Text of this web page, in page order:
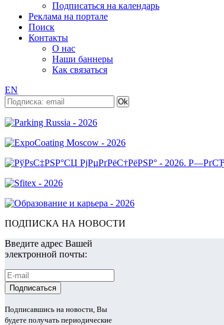
Подписаться на календарь
Реклама на портале
Поиск
Контакты
О нас
Наши баннеры
Как связаться
EN
ПОДПИСКА НА НОВОСТИ
Введите адрес Вашей
электронной почты:
Подписавшись на новости, Вы
будете получать периодические